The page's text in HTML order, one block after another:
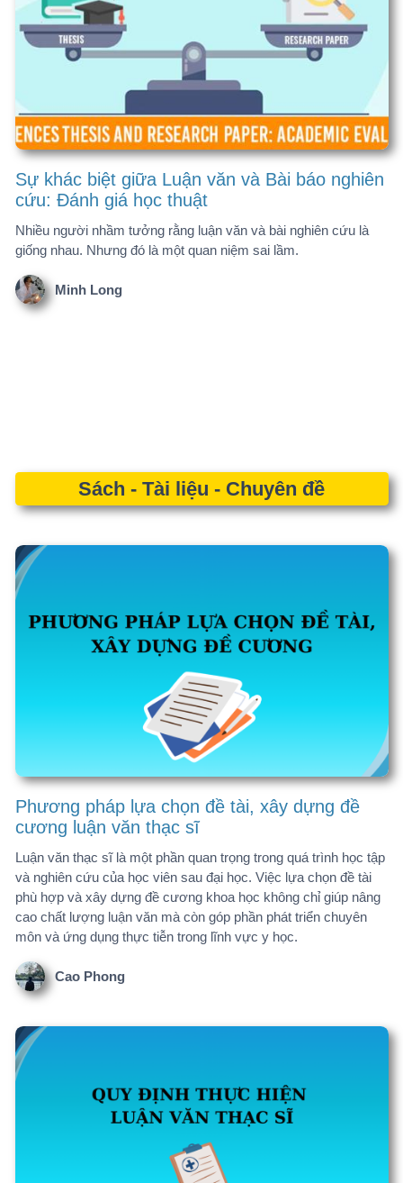
giống nhau. Nhưng đó là một quan niệm sai lầm.
Minh Long
Sách - Tài liệu - Chuyên đề
Phương pháp lựa chọn đề tài, xây dựng đề
Luận văn thạc sĩ là một phần quan trọng trong quá trình học tập
và nghiên cứu của học viên sau đại học. Việc lựa chọn đề tài
phù hợp và xây dựng đề cương khoa học không chỉ giúp nâng
cao chất lượng luận văn mà còn góp phần phát triển chuyên
môn và ứng dụng thực tiễn trong lĩnh vực y học.
Quy định thực hiện luận văn thạc sĩ